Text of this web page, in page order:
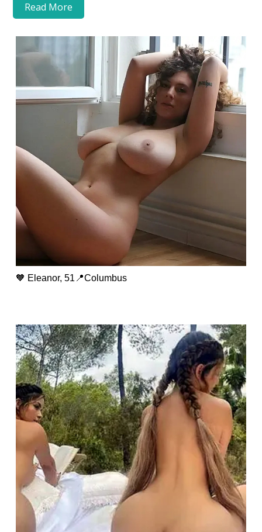
Read More
🧡 Eleanor, 51📍Columbus